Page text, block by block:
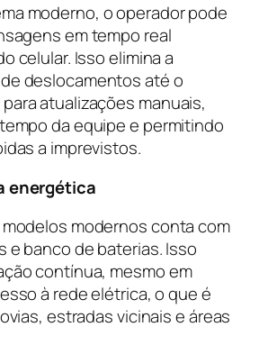
moderno, o operador pode
em tempo real
celular. Isso elimina a
deslocamentos até o
atualizações manuais,
da equipe e permitindo
a imprevistos.
energética
modernos conta com
e banco de baterias. Isso
contínua, mesmo em
à rede elétrica, o que é
estradas vicinais e áreas